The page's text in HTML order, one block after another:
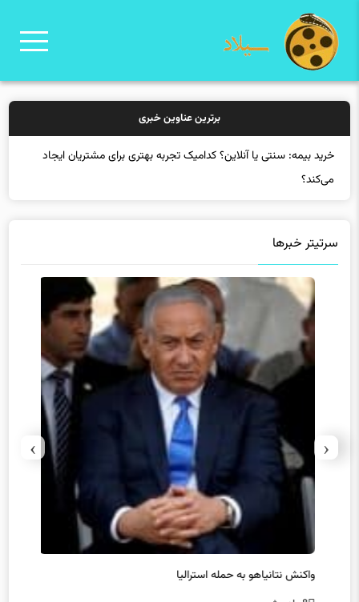
برترین عناوین خبری
خرید بیمه: سنتی یا آنلاین؟ کدامیک تجربه بهتری برای مشتریان ایجاد
می‌کند؟
سرتیتر خبرها
واکنش نتانیاهو به حمله استرالیا
‹
›